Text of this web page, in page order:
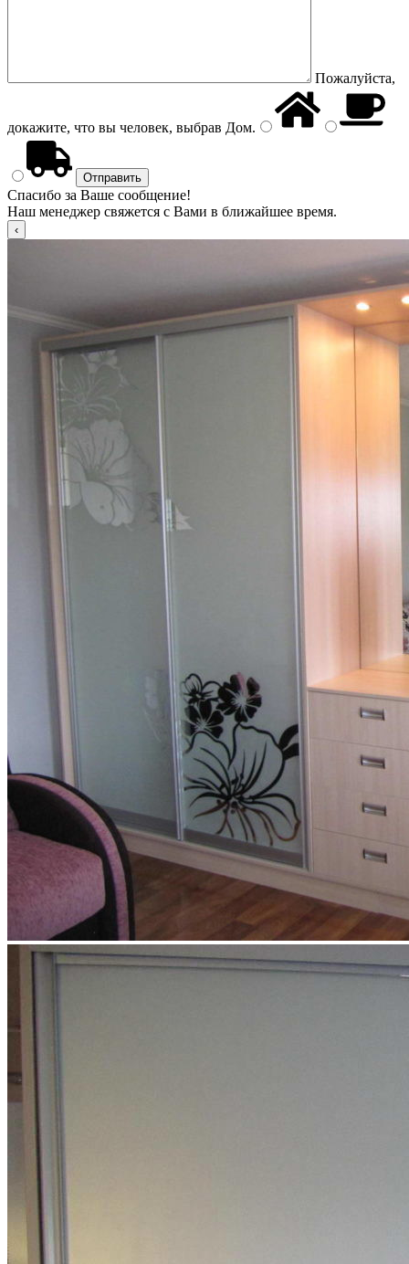
Пожалуйста,
докажите, что вы человек, выбрав Дом.
Спасибо за Ваше сообщение!
Наш менеджер свяжется с Вами в ближайшее время.